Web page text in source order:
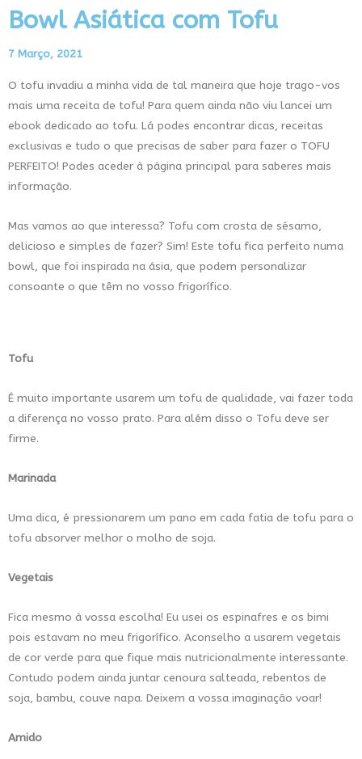
Bowl Asiática com Tofu
7 Março, 2021
O tofu invadiu a minha vida de tal maneira que hoje trago-vos
mais uma receita de tofu! Para quem ainda não viu lancei um
ebook dedicado ao tofu. Lá podes encontrar dicas, receitas
exclusivas e tudo o que precisas de saber para fazer o TOFU
PERFEITO! Podes aceder à página principal para saberes mais
informação.
Mas vamos ao que interessa? Tofu com crosta de sésamo,
delicioso e simples de fazer? Sim! Este tofu fica perfeito numa
bowl, que foi inspirada na ásia, que podem personalizar
consoante o que têm no vosso frigorífico.
Tofu
É muito importante usarem um tofu de qualidade, vai fazer toda
a diferença no vosso prato. Para além disso o Tofu deve ser
firme.
Marinada
Uma dica, é pressionarem um pano em cada fatia de tofu para o
tofu absorver melhor o molho de soja.
Vegetais
Fica mesmo à vossa escolha! Eu usei os espinafres e os bimi
pois estavam no meu frigorífico. Aconselho a usarem vegetais
de cor verde para que fique mais nutricionalmente interessante.
Contudo podem ainda juntar cenoura salteada, rebentos de
soja, bambu, couve napa. Deixem a vossa imaginação voar!
Amido